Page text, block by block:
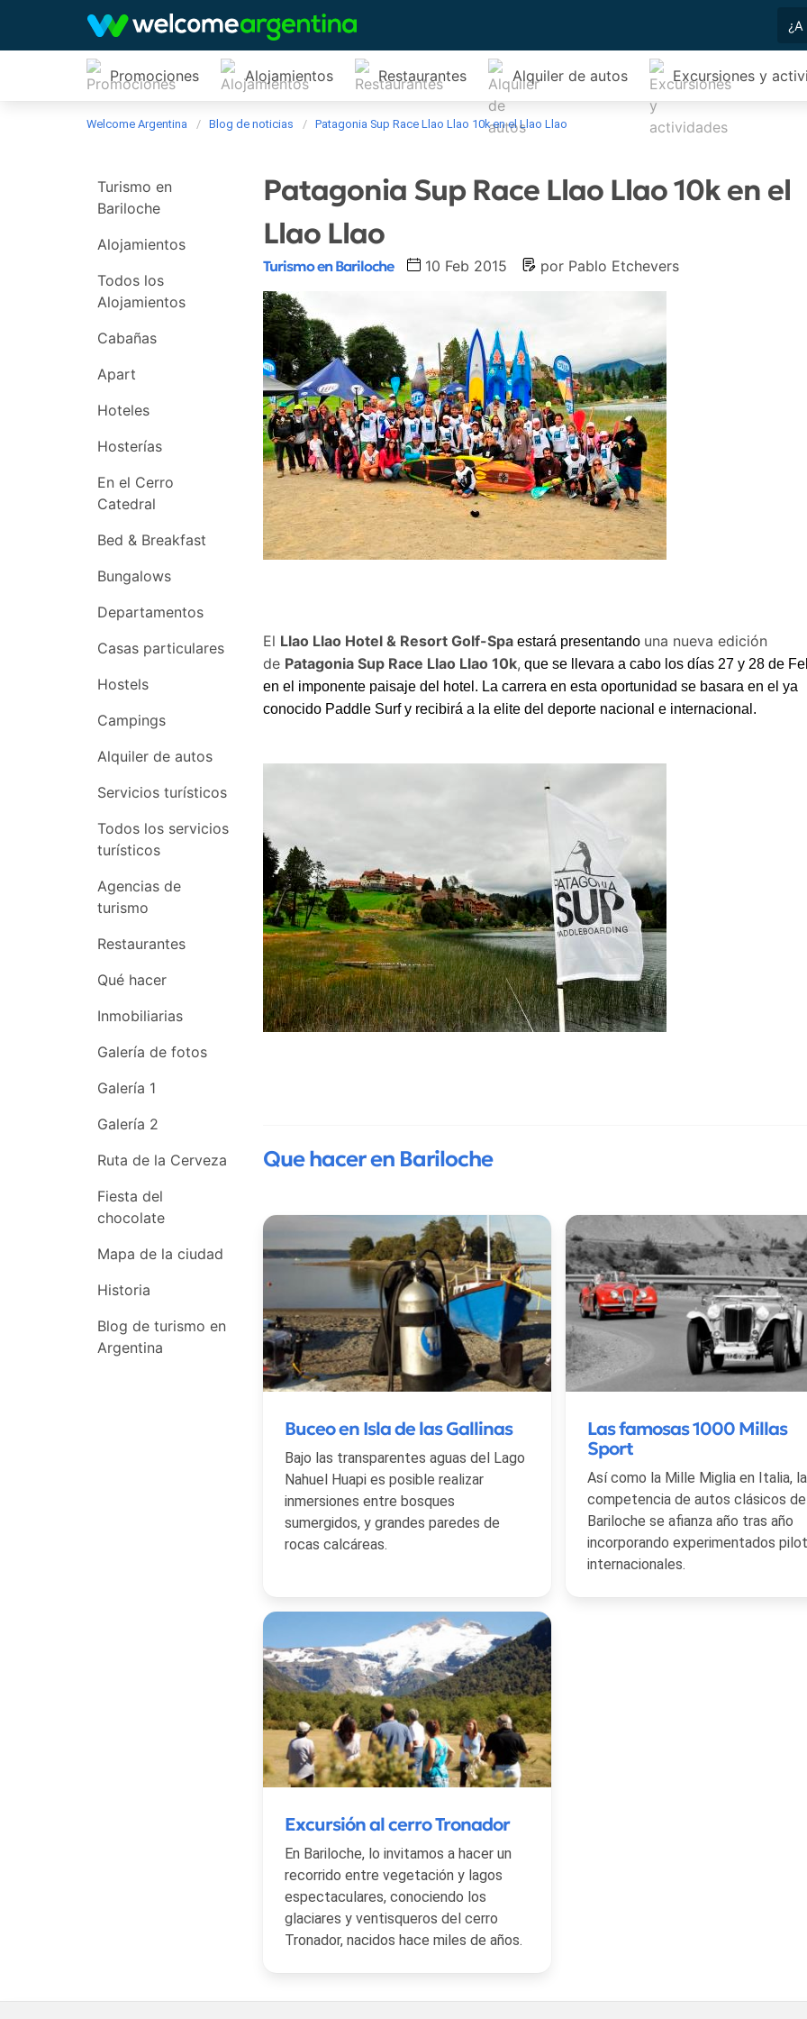
Promociones Alojamientos Restaurantes Alquiler de autos Excursiones y
Welcome Argentina Blog de noticias Patagonia Sup Race Llao Llao 10k en el Llao Llao
Turismo en
Bariloche
Alojamientos
Todos los
Alojamientos
Cabañas
Apart
Hoteles
Hosterías
En el Cerro
Catedral
Bed & Breakfast
Bungalows
Departamentos
Casas particulares
Hostels
Campings
Alquiler de autos
Servicios turísticos
Todos los servicios
turísticos
Agencias de
turismo
Restaurantes
Qué hacer
Inmobiliarias
Galería de fotos
Galería 1
Galería 2
Ruta de la Cerveza
Fiesta del
chocolate
Mapa de la ciudad
Historia
Blog de turismo en
Argentina
Patagonia Sup Race Llao Llao 10k en el
Llao Llao
Turismo en Bariloche 10 Feb 2015 por Pablo Etchevers
El Llao Llao Hotel & Resort Golf-Spa estará presentando una nueva edición
de Patagonia Sup Race Llao Llao 10k, que se llevara a cabo los días 27 y 28 de
en el imponente paisaje del hotel. La carrera en esta oportunidad se basara en el ya
conocido Paddle Surf y recibirá a la elite del deporte nacional e internacional.
Que hacer en Bariloche
Buceo en Isla de las Gallinas
Bajo las transparentes aguas del Lago
Nahuel Huapi es posible realizar
inmersiones entre bosques
sumergidos, y grandes paredes de
rocas calcáreas.
Las famosas 1000 Millas
Sport
Así como la Mille Miglia en Italia, la
competencia de autos clásicos de
Bariloche se afianza año tras año
incorporando experimentados
internacionales.
Excursión al cerro Tronador
En Bariloche, lo invitamos a hacer un
recorrido entre vegetación y lagos
espectaculares, conociendo los
glaciares y ventisqueros del cerro
Tronador, nacidos hace miles de años.